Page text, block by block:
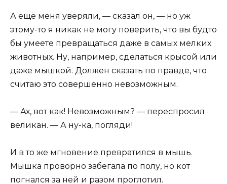
А ещё меня уверяли, — сказал он, — но уж
этому-то я никак не могу поверить, что вы будто
бы умеете превращаться даже в самых мелких
животных. Ну, например, сделаться крысой или
даже мышкой. Должен сказать по правде, что
считаю это совершенно невозможным.
— Ах, вот как! Невозможным? — переспросил
великан. — А ну-ка, погляди!
И в то же мгновение превратился в мышь.
Мышка проворно забегала по полу, но кот
погнался за ней и разом проглотил.